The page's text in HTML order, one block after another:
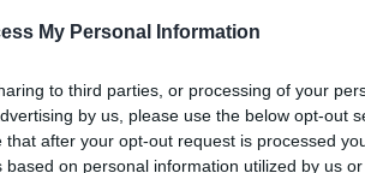
My Personal Information
to third parties, or processing of your
by us, please use the below opt-out
after your opt-out request is processed
on personal information utilized by us